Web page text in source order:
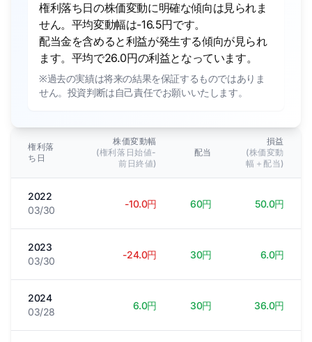
権利落ち日の株価変動に明確な傾向は見られま
せん。平均変動幅は-16.5円です。
配当金を含めると利益が発生する傾向が見られ
ます。平均で26.0円の利益となっています。
※過去の実績は将来の結果を保証するものではありま
せん。投資判断は自己責任でお願いいたします。
権利落
ち日
株価変動幅
(権利落日始値-
前日終値)
配当
損益
(株価変動
幅＋配当)
2022
03/30
-10.0円 60円 50.0円
2023
03/30
-24.0円 30円 6.0円
2024
03/28
6.0円 30円 36.0円